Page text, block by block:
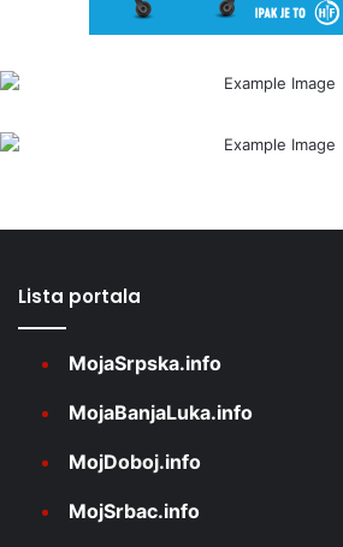
Lista portala
MojaSrpska.info
MojaBanjaLuka.info
MojDoboj.info
MojSrbac.info